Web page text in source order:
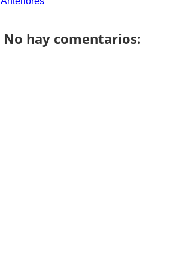
No hay comentarios: